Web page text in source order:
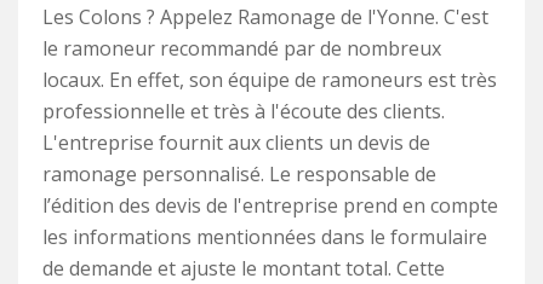
Les Colons ? Appelez Ramonage de l'Yonne. C'est
le ramoneur recommandé par de nombreux
locaux. En effet, son équipe de ramoneurs est très
professionnelle et très à l'écoute des clients.
L'entreprise fournit aux clients un devis de
ramonage personnalisé. Le responsable de
l’édition des devis de l'entreprise prend en compte
les informations mentionnées dans le formulaire
de demande et ajuste le montant total. Cette